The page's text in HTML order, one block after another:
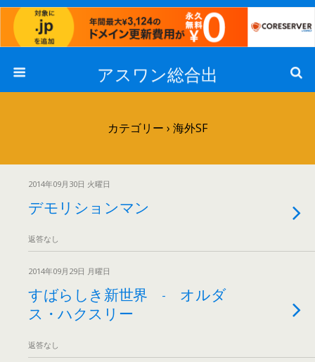
アスワン総合出
カテゴリー › 海外SF
2014年09月30日 火曜日
デモリションマン
返答なし
2014年09月29日 月曜日
すばらしき新世界 - オルダ
ス・ハクスリー
返答なし